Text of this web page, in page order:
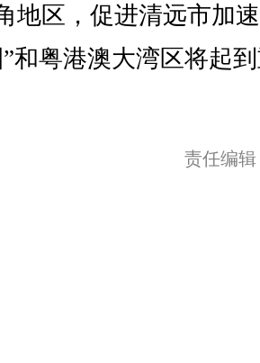
地区，促进清远市加
和粤港澳大湾区将起
责任编